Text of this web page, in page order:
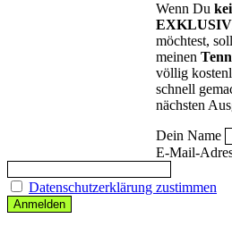
Wenn Du
möchtest,
meinen
völlig
schnell
nächsten
Dein Name
E-Mail-
Datenschutzerklärung zustimmen